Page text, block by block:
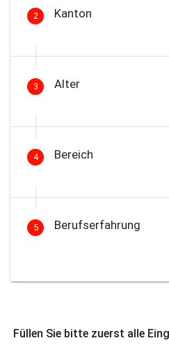
2 Kanton
3 Alter
4 Bereich
5 Berufserfahrung
Füllen Sie bitte zuerst alle